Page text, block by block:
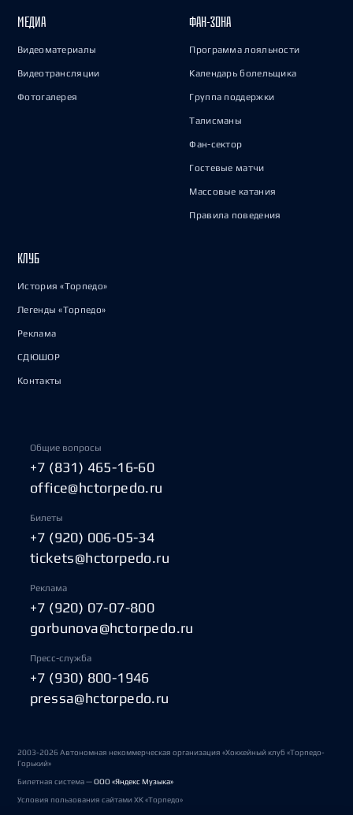
МЕДИА
Видеоматериалы
Видеотрансляции
Фотогалерея
ФАН-ЗОНА
Программа лояльности
Календарь болельщика
Группа поддержки
Талисманы
Фан-сектор
Гостевые матчи
Массовые катания
Правила поведения
КЛУБ
История «Торпедо»
Легенды «Торпедо»
Реклама
СДЮШОР
Контакты
Общие вопросы
+7 (831) 465-16-60
office@hctorpedo.ru
Билеты
+7 (920) 006-05-34
tickets@hctorpedo.ru
Реклама
+7 (920) 07-07-800
gorbunova@hctorpedo.ru
Пресс-служба
+7 (930) 800-1946
pressa@hctorpedo.ru
2003-2026 Автономная некоммерческая организация «Хоккейный клуб «Торпедо-
Горький»
Билетная система —ООО «Яндекс Музыка»
Условия пользования сайтами ХК «Торпедо»